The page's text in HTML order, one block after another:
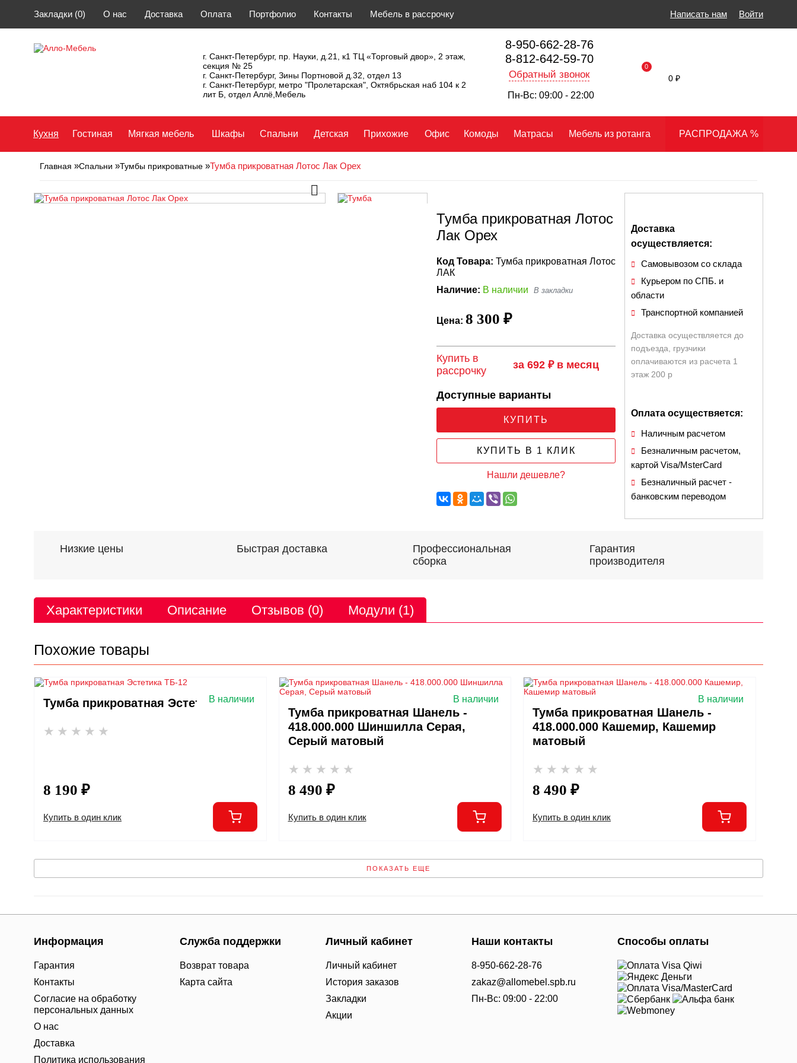
Закладки (0) О нас Доставка Оплата Портфолио Контакты Мебель в рассрочку Написать нам Войти
г. Санкт-Петербург, пр. Науки, д.21, к1 ТЦ «Торговый двор», 2 этаж,
секция № 25
г. Санкт-Петербург, Зины Портновой д.32, отдел 13
г. Санкт-Петербург, метро "Пролетарская", Октябрьская наб 104 к 2
лит Б, отдел Аллё,Мебель
8-950-662-28-76
8-812-642-59-70
Обратный звонок
Пн-Вс: 09:00 - 22:00
0
0 ₽
Кухня Гостиная Мягкая мебель Шкафы Спальни Детская Прихожие Офис Комоды Матрасы Мебель из ротанга РАСПРОДАЖА %
Главная »Спальни »Тумбы прикроватные »Тумба прикроватная Лотос Лак Орех
Тумба прикроватная Лотос
Лак Орех
Код Товара: Тумба прикроватная Лотос
ЛАК
Наличие: В наличии
Цена: 8 300 ₽
Купить в
рассрочку
за 692 ₽ в месяц
Доступные варианты
КУПИТЬ
КУПИТЬ В 1 КЛИК
Нашли дешевле?
Доставка
осуществляется:
Самовывозом со склада
Курьером по СПБ. и
области
Транспортной компанией
Доставка осуществляется до
подъезда, грузчики
оплачиваются из расчета 1
этаж 200 р
Оплата осуществяется:
Наличным расчетом
Безналичным расчетом,
картой Visa/MsterCard
Безналичный расчет -
банковским переводом
Низкие цены Быстрая доставка
Профессиональная
сборка
Гарантия
производителя
Характеристики Описание Отзывов (0) Модули (1)
Похожие товары
В наличии
Тумба прикроватная Эстетика ТБ-12
8 190 ₽
Купить в один клик
В наличии
Тумба прикроватная Шанель -
418.000.000 Шиншилла Серая,
Серый матовый
8 490 ₽
Купить в один клик
В наличии
Тумба прикроватная Шанель -
418.000.000 Кашемир, Кашемир
матовый
8 490 ₽
Купить в один клик
ПОКАЗАТЬ ЕЩЕ
Информация
Гарантия
Контакты
Согласие на обработку
персональных данных
О нас
Доставка
Политика использования
Служба поддержки
Возврат товара
Карта сайта
Личный кабинет
Личный кабинет
История заказов
Закладки
Акции
Наши контакты
8-950-662-28-76
zakaz@allomebel.spb.ru
Пн-Вс: 09:00 - 22:00
Способы оплаты